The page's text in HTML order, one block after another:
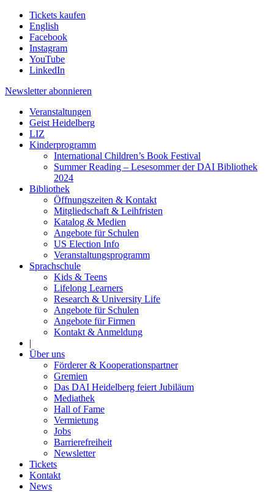
Tickets kaufen
English
Facebook
Instagram
YouTube
LinkedIn
Newsletter abonnieren
Veranstaltungen
Geist Heidelberg
LIZ
Kinderprogramm
International Children’s Book Festival
Summer Reading – Lesesommer der DAI Bibliothek
2024
Bibliothek
Öffnungszeiten & Kontakt
Mitgliedschaft & Leihfristen
Katalog & Medien
Angebote für Schulen
US Election Info
Veranstaltungsprogramm
Sprachschule
Kids & Teens
Lifelong Learners
Research & University Life
Angebote für Schulen
Angebote für Firmen
Kontakt & Anmeldung
|
Über uns
Förderer & Kooperationspartner
Gremien
Das DAI Heidelberg feiert Jubiläum
Mediathek
Hall of Fame
Vermietung
Jobs
Barrierefreiheit
Newsletter
Tickets
Kontakt
News